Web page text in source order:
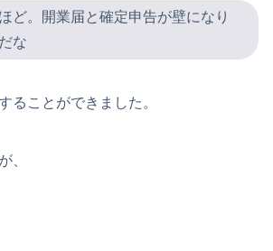
ど。開業届と確定申告が壁になり
な
ることができました。
、